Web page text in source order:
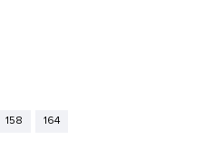
158 164